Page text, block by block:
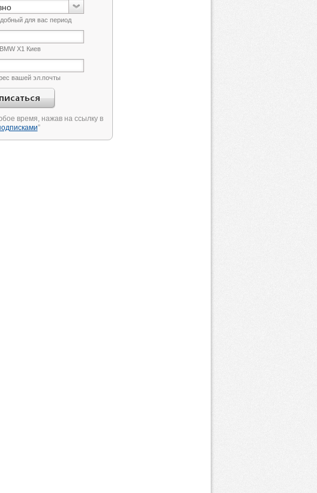
для вас период
X1 Киев
вашей эл.почты
время, нажав на ссылку в
”